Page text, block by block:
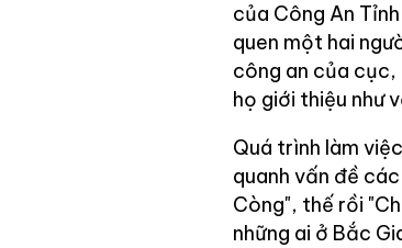
của Công An
quen một hai
công an của cục,
họ giới thiệu như
Quá trình làm
quanh vấn đề
Còng", thế rồi
những ai ở Bắc